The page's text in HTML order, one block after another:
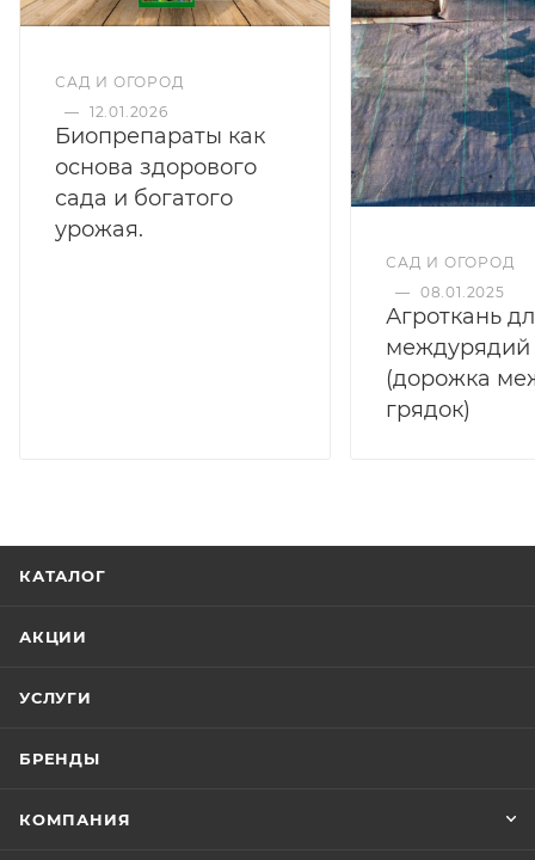
САД И ОГОРОД
— 12.01.2026
Биопрепараты как
основа здорового
сада и богатого
урожая.
САД И ОГОРОД
— 08.01.2025
Агроткань
междурядий
(дорожка
грядок)
КАТАЛОГ
АКЦИИ
УСЛУГИ
БРЕНДЫ
КОМПАНИЯ